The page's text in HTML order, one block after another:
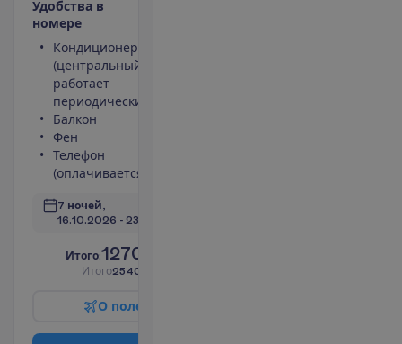
Удобства в
номере
Кондиционер
(центральный,
работает
периодически)
Балкон
Фен
Телефон
(оплачивается)
7 ночей,
16.10.2026 - 23.10.2026
Итого:1270.00
Итого2540.00
О поле